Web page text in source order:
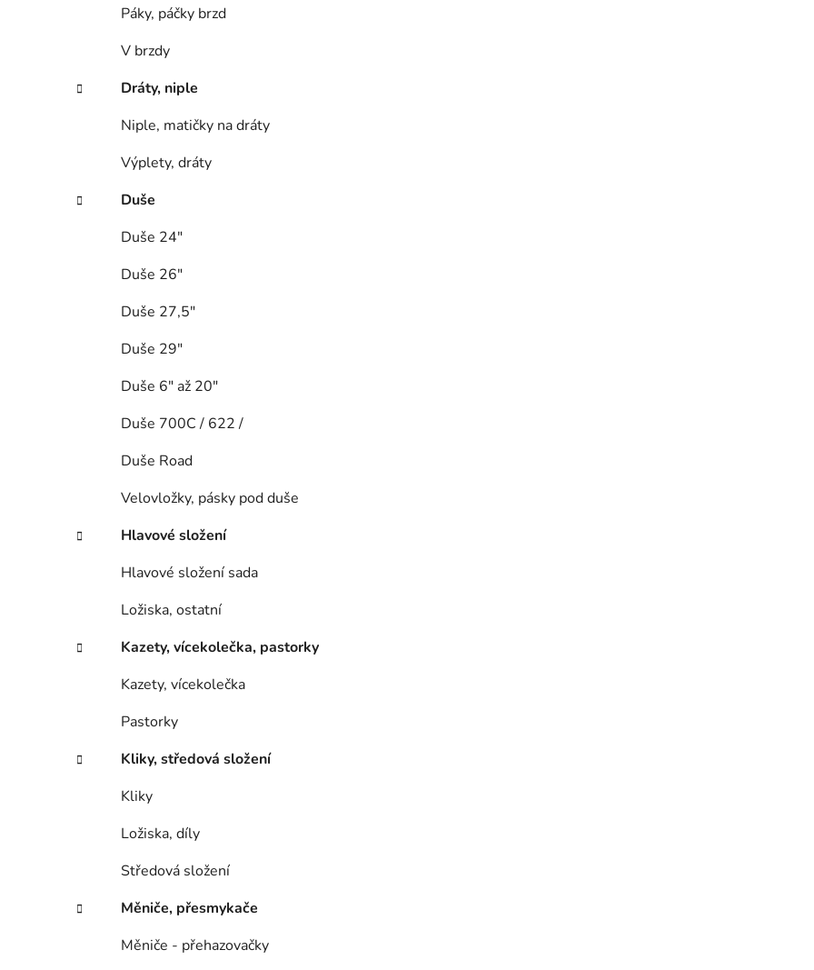
Páky, páčky brzd
V brzdy
Dráty, niple
Niple, matičky na dráty
Výplety, dráty
Duše
Duše 24"
Duše 26"
Duše 27,5"
Duše 29"
Duše 6" až 20"
Duše 700C / 622 /
Duše Road
Velovložky, pásky pod duše
Hlavové složení
Hlavové složení sada
Ložiska, ostatní
Kazety, vícekolečka, pastorky
Kazety, vícekolečka
Pastorky
Kliky, středová složení
Kliky
Ložiska, díly
Středová složení
Měniče, přesmykače
Měniče - přehazovačky